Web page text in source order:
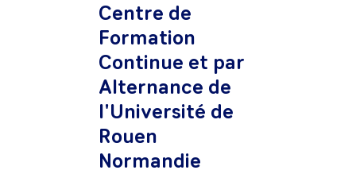
Centre de
Formation
Continue et par
Alternance de
l'Université de
Rouen
Normandie